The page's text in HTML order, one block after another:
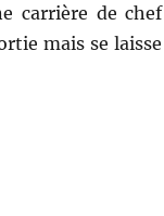
carrière de chef
mais se laisse